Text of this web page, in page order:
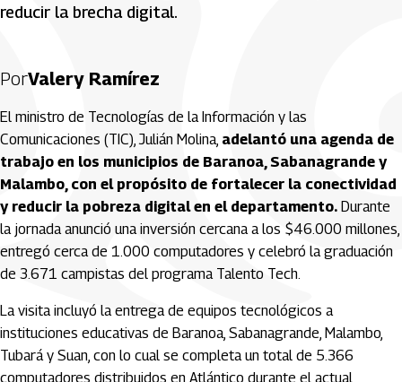
reducir la brecha digital.
PorValery Ramírez
El ministro de Tecnologías de la Información y las
Comunicaciones (TIC), Julián Molina, adelantó una agenda de
trabajo en los municipios de Baranoa, Sabanagrande y
Malambo, con el propósito de fortalecer la conectividad
y reducir la pobreza digital en el departamento. Durante
la jornada anunció una inversión cercana a los $46.000 millones,
entregó cerca de 1.000 computadores y celebró la graduación
de 3.671 campistas del programa Talento Tech.
La visita incluyó la entrega de equipos tecnológicos a
instituciones educativas de Baranoa, Sabanagrande, Malambo,
Tubará y Suan, con lo cual se completa un total de 5.366
computadores distribuidos en Atlántico durante el actual